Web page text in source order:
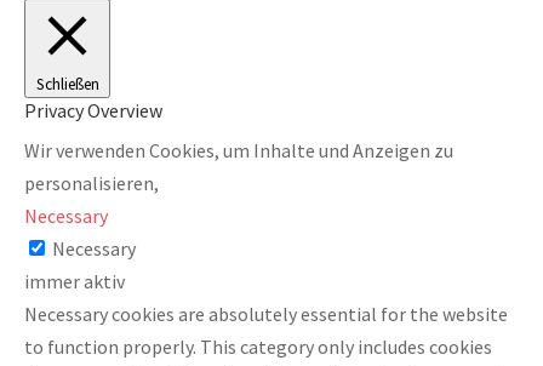
Schließen
Privacy Overview
Wir verwenden Cookies, um Inhalte und Anzeigen zu
personalisieren,
Necessary
Necessary
immer aktiv
Necessary cookies are absolutely essential for the website
to function properly. This category only includes cookies